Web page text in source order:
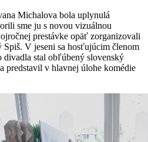
Michalova bola uplynulá
sme ju s novou vizuálnou
prestávke opäť zorganizovali
V jeseni sa hosťujúcim členom
divadla stal obľúbený slovenský
predstavil v hlavnej úlohe komédie